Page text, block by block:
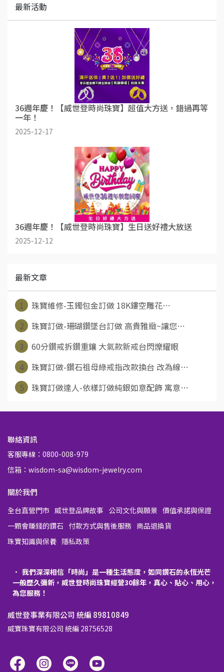
最新活動
36週年慶！【威世登時尚珠寶】超值大方送，錯過再等
一年！
2025-12-17
36週年慶！【威世登時尚珠寶】生日送好禮大放送
2025-12-12
最新文章
1
珠寶維修-玉鐲包金訂做 18K鏤空雕花⋯
2
珠寶訂做-珊瑚鑽墜台訂做 高貴雅緻~讓您⋯
3
60分鑽戒拆鑽重鑲 大氣款新戒台閃爍耀眼
4
珠寶訂做-鑽石祖母綠戒指改款換台 改為線⋯
5
珠寶訂做達人-依樣訂做純銀如意配飾 寓意⋯
聯絡資訊
客服專線：0800-008-979
信箱：wisdom-sa@wisdom-jewelry.com
關於我們
全台直營門市 威世登品牌故事 公司文化與願景 價值承諾與保證
一顆會賺錢的鑽石 付款方式與售後服務 商品退換貨
珠寶知識與保養 隱私政策
我們深深相信「時尚」是一種生活態度，如同鑽石的永恆光芒
一般歷久彌新，威世登時尚珠寶經營30餘年，真心、貼心、用心，
為您服務！
威世登事業有限公司 統編 89810849
威寶珠寶有限公司 統編 28756528